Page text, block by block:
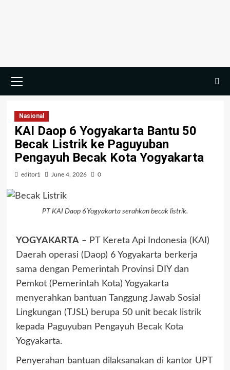
Menu
Nasional
KAI Daop 6 Yogyakarta Bantu 50
Becak Listrik ke Paguyuban
Pengayuh Becak Kota Yogyakarta
editor1 June 4, 2026 0
PT KAI Daop 6 Yogyakarta serahkan becak listrik.
YOGYAKARTA– PT Kereta Api Indonesia (KAI)
Daerah operasi (Daop) 6 Yogyakarta berkerja
sama dengan Pemerintah Provinsi DIY dan
Pemkot (Pemerintah Kota) Yogyakarta
menyerahkan bantuan Tanggung Jawab Sosial
Lingkungan (TJSL) berupa 50 unit becak listrik
kepada Paguyuban Pengayuh Becak Kota
Yogyakarta.
Penyerahan bantuan dilaksanakan di kantor UPT